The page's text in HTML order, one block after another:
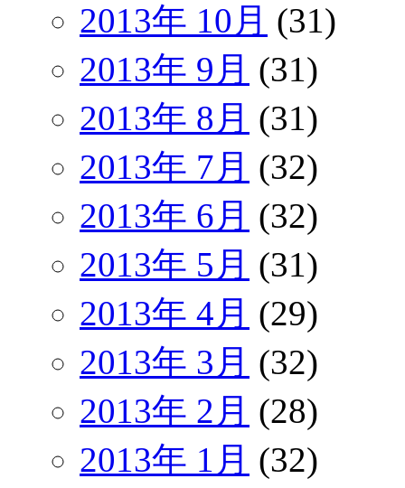
2013年 10月 (31)
2013年 9月 (31)
2013年 8月 (31)
2013年 7月 (32)
2013年 6月 (32)
2013年 5月 (31)
2013年 4月 (29)
2013年 3月 (32)
2013年 2月 (28)
2013年 1月 (32)